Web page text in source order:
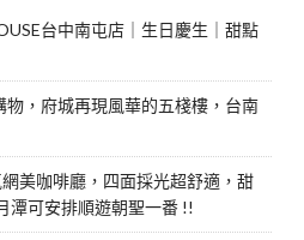
台中南屯店｜生日慶生｜甜點
，府城再現風華的五棧樓，台南
美咖啡廳，四面採光超舒適，甜
潭可安排順遊朝聖一番 !!